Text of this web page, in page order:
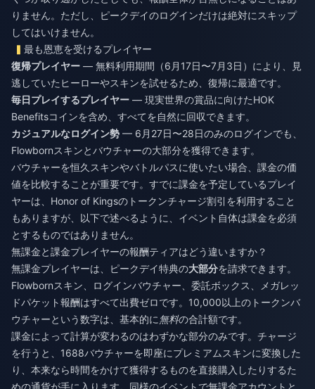
りません。ただし、ピークデイのログインだけは絶対にスキップ
してはいけません。
最も恩恵を受けるプレイヤー
復帰プレイヤー — 無料利用期間（6月17日〜7月3日）により、見
逃していたヒーローやスキンを試せるため、復帰に最適です。
毎日プレイするプレイヤー — 現実世界の賞品に向けたHOK
Benefitsコインを含め、すべてを自然に回収できます。
カジュアルなログイン勢 — 6月27日〜28日のみのログインでも、
Flowbornスキンとバウチャーの大部分を獲得できます。
バウチャーを恒久スキンやバトルパスに使いたい場合、課金の価
値を比較することが重要です。すでに課金を予定しているプレイ
ヤーは、 Honor of Kingsのトークンチャージ割引 を利用すること
もありますが、以下で述べるように、イベント自体は課金を必須
とするものではありません。
無課金と課金プレイヤーの報酬ティアはどう違いますか？
無課金プレイヤーは、ピークデイ特典の大部分を請求できます。
Flowbornスキン、ログインバウチャー、委託ボックス、メガレッ
ドパケット報酬はすべて出費ゼロです。10,000以上のトークンバ
ウチャーという数字は、基本的に無料の合計額です。
課金によって計算が変わるのはわずかな部分のみです。チャージ
を行うと、1688バウチャーを即座にプレミアムスキンに変換した
り、本来なら時間をかけて獲得するものを直接購入したりするた
めの通貨が手に入ります。同様のイベントで無課金アカウントと